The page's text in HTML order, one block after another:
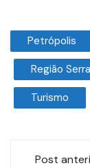
Petrópolis
Região
Turismo
Post